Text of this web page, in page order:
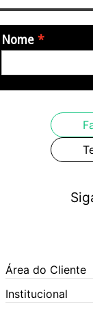
Nome
Área do Cliente
Meus Pedidos
Institucional